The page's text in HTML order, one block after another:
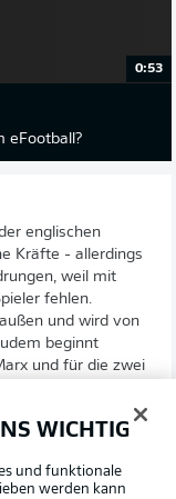
0:53
eFootball?
englischen
Kräfte - allerdings
weil mit
fehlen.
und wird von
beginnt
und für die zwei
WICHTIG
und funktionale
werden kann